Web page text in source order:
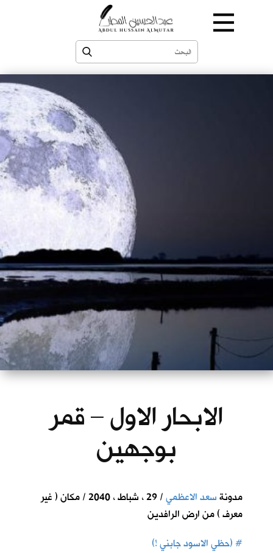
الابحار الاول – قمر
بوجهين
مدونةسعد الاعظمي
/ 29 ، شباط ، 2040 / مكان ( غير
معرف ) من ارض الرافدين
#(حظي الاسود جابني !)